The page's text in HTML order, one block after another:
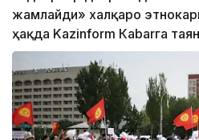
жамлайди» халқаро
ҳақда Kazinform Кabarга